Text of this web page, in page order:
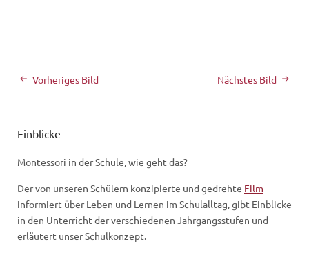
Nächstes Bild
Vorheriges Bild
Einblicke
Montessori in der Schule, wie geht das?
Der von unseren Schülern konzipierte und gedrehte Film
informiert über Leben und Lernen im Schulalltag, gibt Einblicke
in den Unterricht der verschiedenen Jahrgangsstufen und
erläutert unser Schulkonzept.